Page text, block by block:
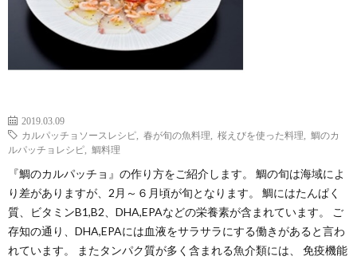
2019.03.09
カルパッチョソースレシピ
春が旬の魚料理 桜えびを使った料理
鯛のカ
ルパッチョレシピ
鯛料理
『鯛のカルパッチョ』の作り方をご紹介します。 鯛の旬は海域によ
り差がありますが、2月～６月頃が旬となります。 鯛にはたんぱく
質、ビタミンB1,B2、DHA,EPAなどの栄養素が含まれています。 ご
存知の通り、DHA,EPAには血液をサラサラにする働きがあると言わ
れています。 またタンパク質が多く含まれる魚介類には、 免疫機能